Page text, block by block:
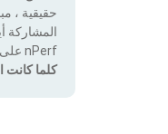
حقيقية ،
المشاركة
nPerf على هاتفك الذكي.
كلما كانت